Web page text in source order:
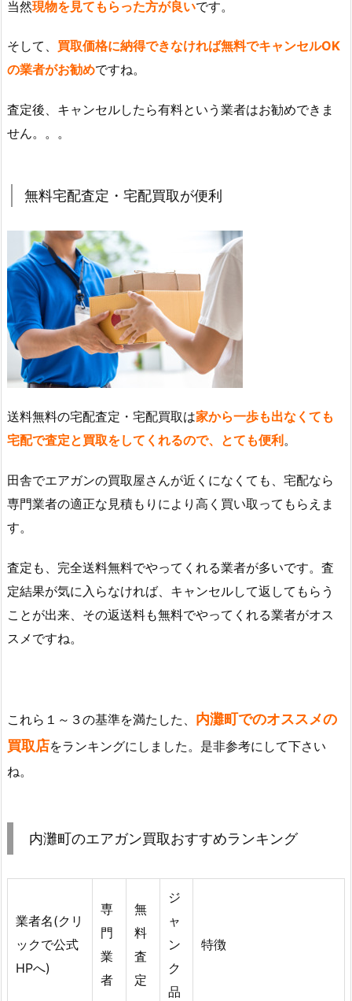
当然現物を見てもらった方が良いです。
そして、 買取価格に納得できなければ無料でキャンセルOK
の業者がお勧めですね。
査定後、キャンセルしたら有料という業者はお勧めできま
せん。。。
無料宅配査定・宅配買取が便利
送料無料の宅配査定・宅配買取は家から一歩も出なくても
宅配で査定と買取をしてくれるので、とても便利。
田舎でエアガンの買取屋さんが近くになくても、宅配なら
専門業者の適正な見積もりにより高く買い取ってもらえま
す。
査定も、完全送料無料でやってくれる業者が多いです。査
定結果が気に入らなければ、キャンセルして返してもらう
ことが出来、その返送料も無料でやってくれる業者がオス
スメですね。
これら１～３の基準を満たした、 内灘町でのオススメの
買取店をランキングにしました。是非参考にして下さい
ね。
内灘町のエアガン買取おすすめランキング
業者名(クリ
ックで公式
HPへ)
専
門
業
者
無
料
査
定
ジ
ャ
ン
ク
品
特徴